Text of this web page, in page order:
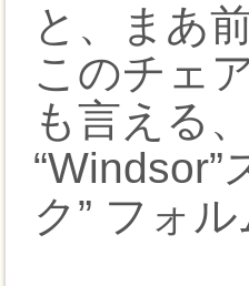
と、まあ
このチェ
も言える、
ク” フォ